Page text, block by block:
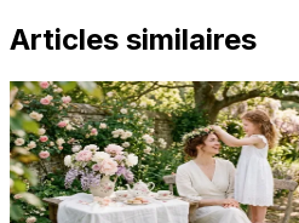
Articles similaires